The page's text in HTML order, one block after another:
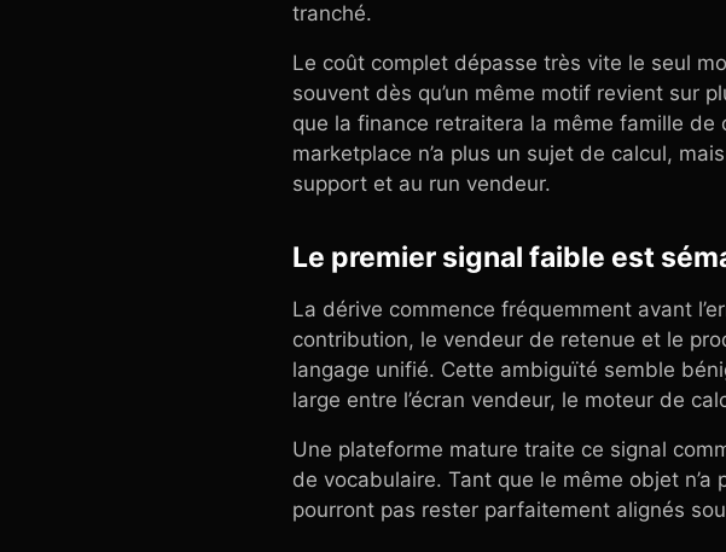
tranché.
Le coût complet dépasse très vite le seul
souvent dès qu’un même motif revient sur
que la finance retraitera la même famille
marketplace n’a plus un sujet de calcul,
support et au run vendeur.
Le premier signal faible est
La dérive commence fréquemment avant
contribution, le vendeur de retenue et le
langage unifié. Cette ambiguïté semble
large entre l’écran vendeur, le moteur de
Une plateforme mature traite ce signal
de vocabulaire. Tant que le même objet
pourront pas rester parfaitement alignés